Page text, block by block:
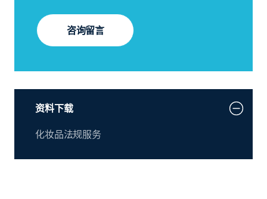
咨询留言
资料下载
化妆品法规服务